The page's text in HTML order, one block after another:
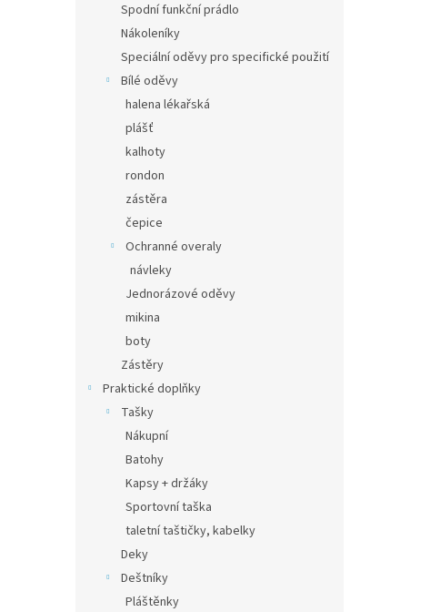
Spodní funkční prádlo
Nákoleníky
Speciální oděvy pro specifické použití
Bílé oděvy
halena lékařská
plášť
kalhoty
rondon
zástěra
čepice
Ochranné overaly
návleky
Jednorázové oděvy
mikina
boty
Zástěry
Praktické doplňky
Tašky
Nákupní
Batohy
Kapsy + držáky
Sportovní taška
taletní taštičky, kabelky
Deky
Deštníky
Pláštěnky